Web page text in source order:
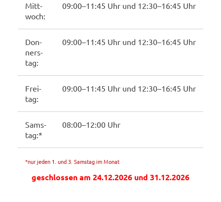
Mitt­
woch:
09:00–11:45 Uhr und 12:30–16:45 Uhr
Don­
ners­
tag:
09:00–11:45 Uhr und 12:30–16:45 Uhr
Frei­
tag:
09:00–11:45 Uhr und 12:30–16:45 Uhr
Sams­
tag:*
08:00–12:00 Uhr
*nur jeden 1. und 3. Sams­tag im Monat
ge­schlos­sen am 24.12.2026 und 31.12.2026